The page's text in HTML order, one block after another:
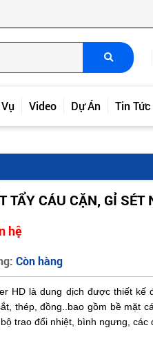
Video Dự Án Tin Tức
TẨY CÁU CẶN, GỈ
hệ
Còn hàng
HD là dung dịch được thiết
thép, đồng..bao gồm bề mặt
trao đổi nhiệt, bình ngưng,